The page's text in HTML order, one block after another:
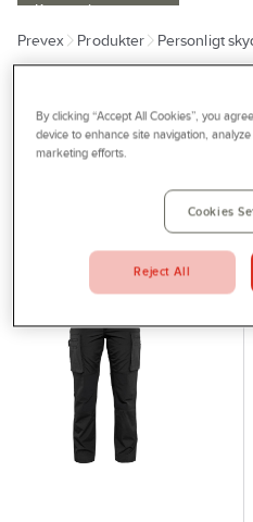
Kampanjer
Outlet
Bli kund
Serviceverkstad
Företagsprofilering
Movab
Prevex Produkter Personligt
By clicking “Accept All Cookies”, you
device to enhance site navigation,
marketing efforts.
Cookies
Reject All